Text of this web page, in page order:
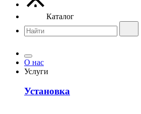
Каталог
О нас
Услуги
Установка